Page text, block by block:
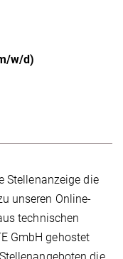
w/d)
Stellenanzeige die
unseren Online-
technischen
GmbH gehostet
die